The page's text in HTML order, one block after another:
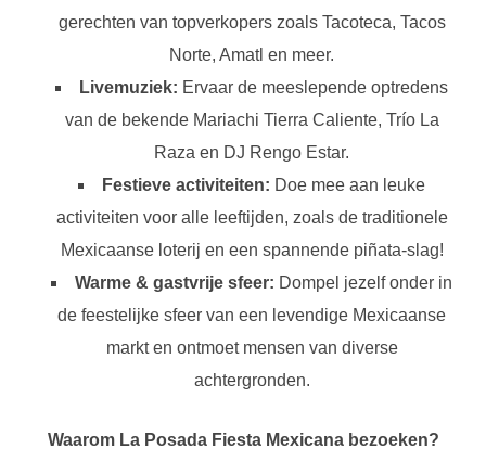
gerechten van topverkopers zoals Tacoteca, Tacos
Norte, Amatl en meer.
Livemuziek: Ervaar de meeslepende optredens
van de bekende Mariachi Tierra Caliente, Trío La
Raza en DJ Rengo Estar.
Festieve activiteiten: Doe mee aan leuke
activiteiten voor alle leeftijden, zoals de traditionele
Mexicaanse loterij en een spannende piñata-slag!
Warme & gastvrije sfeer: Dompel jezelf onder in
de feestelijke sfeer van een levendige Mexicaanse
markt en ontmoet mensen van diverse
achtergronden.
Waarom La Posada Fiesta Mexicana bezoeken?